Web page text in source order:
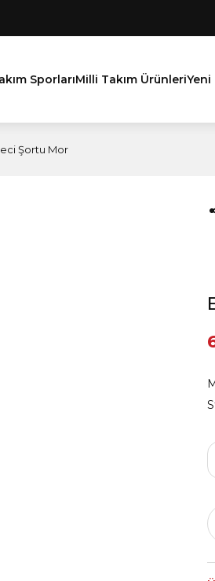
SporlarıMilli Takım Ürünleri
Şortu Mor